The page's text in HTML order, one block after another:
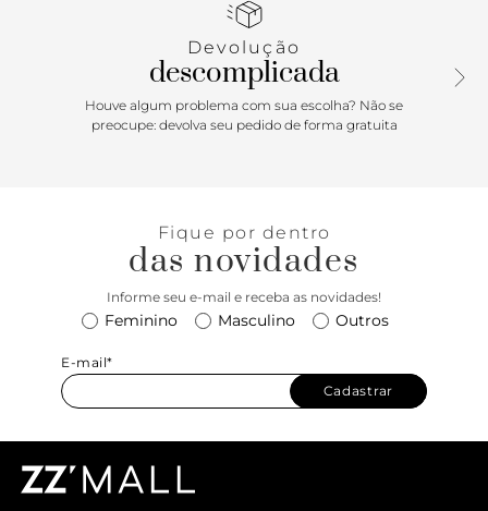
compra de um tamanho maior do que sua numeração
modelo de rasteirinha feminina, não sabe o que está
perdendo! Ela é versátil e fácil de calçar e nessa versão em
couro ainda contamos com uma durabilidade incrível,
graças ao seu material mais nobre. Se você se considera
Devolução
descomplicada
Houve algum problema com sua escolha? Não se
preocupe: devolva seu pedido de forma gratuita
Fique por dentro
das novidades
Informe seu e-mail e receba as novidades!
Feminino Masculino Outros
E-mail*
Cadastrar